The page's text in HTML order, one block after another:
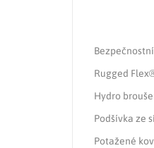
Rugged
Hydro
Podšívka ze
Potažené